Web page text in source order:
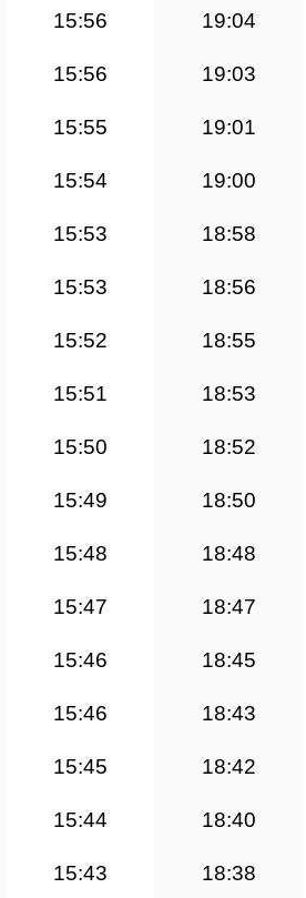
15:56 19:04
15:56 19:03
15:55 19:01
15:54 19:00
15:53 18:58
15:53 18:56
15:52 18:55
15:51 18:53
15:50 18:52
15:49 18:50
15:48 18:48
15:47 18:47
15:46 18:45
15:46 18:43
15:45 18:42
15:44 18:40
15:43 18:38